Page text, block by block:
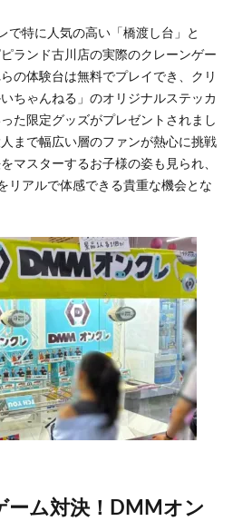
で特に人気の高い「橋渡し台」と
ランド古川店の実際のクレーンゲー
の体験台は無料でプレイでき、クリ
ちゃんねる」のオリジナルステッカ
た限定グッズがプレゼントされまし
まで幅広い層のファンが熱心に挑戦
マスターするお子様の姿も見られ、
リアルで体感できる貴重な機会とな
ーム対決！DMMオン